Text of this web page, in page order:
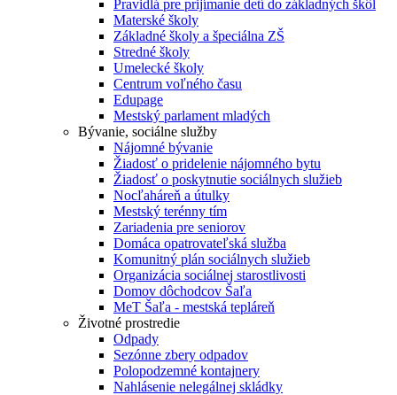
Pravidlá pre prijímanie detí do základných škôl
Materské školy
Základné školy a špeciálna ZŠ
Stredné školy
Umelecké školy
Centrum voľného času
Edupage
Mestský parlament mladých
Bývanie, sociálne služby
Nájomné bývanie
Žiadosť o pridelenie nájomného bytu
Žiadosť o poskytnutie sociálnych služieb
Nocľaháreň a útulky
Mestský terénny tím
Zariadenia pre seniorov
Domáca opatrovateľská služba
Komunitný plán sociálnych služieb
Organizácia sociálnej starostlivosti
Domov dôchodcov Šaľa
MeT Šaľa - mestská tepláreň
Životné prostredie
Odpady
Sezónne zbery odpadov
Polopodzemné kontajnery
Nahlásenie nelegálnej skládky